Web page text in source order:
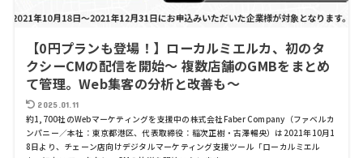
【0円プランも登場！】ローカルミエルカ、初のタ
クシーCMの配信を開始～ 複数店舗のGMBをまとめ
て管理。Web集客の分析と改善も～
2025.01.11
約1,700社のWebマーケティングを支援中の株式会社Faber Company（ファベルカ
ンパニー／本社：東京都港区、代表取締役：稲次正樹・古澤暢央）は2021年10月1
8日より、チェーン店向けデジタルマーケティング支援ツール「ローカルミエル